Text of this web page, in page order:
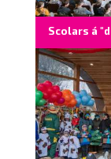
Scolars á